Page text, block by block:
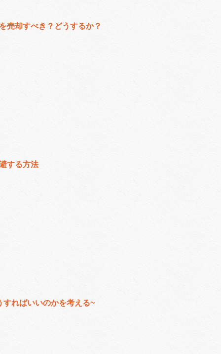
売却すべき？どうするか？
する方法
ればいいのかを考える~